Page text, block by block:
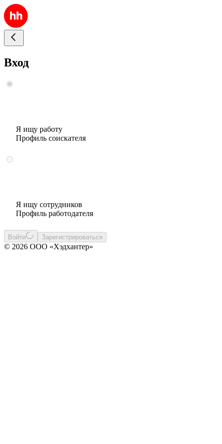
Вход
Я ищу работу
Профиль соискателя
Я ищу сотрудников
Профиль работодателя
Войти Зарегистрироваться
© 2026 ООО «Хэдхантер»